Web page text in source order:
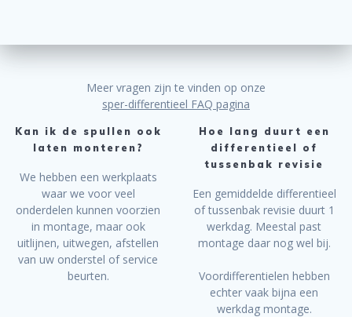
Meer vragen zijn te vinden op onze
sper-differentieel FAQ pagina
Kan ik de spullen ook
laten monteren?
We hebben een werkplaats
waar we voor veel
onderdelen kunnen voorzien
in montage, maar ook
uitlijnen, uitwegen, afstellen
van uw onderstel of service
beurten.
Hoe lang duurt een
differentieel of
tussenbak revisie
Een gemiddelde differentieel
of tussenbak revisie duurt 1
werkdag. Meestal past
montage daar nog wel bij.
Voordifferentielen hebben
echter vaak bijna een
werkdag montage.